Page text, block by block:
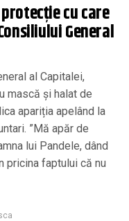
cu care
General
al Capitalei,
mască și halat de
apariția apelând la
”Mă apăr de
lui Pandele, dând
pricina faptului că nu